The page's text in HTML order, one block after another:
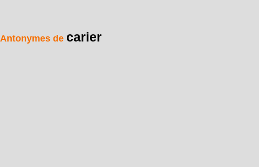
Antonymes de carier